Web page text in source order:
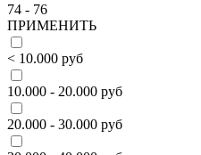
74 - 76
ПРИМЕНИТЬ
< 10.000 руб
10.000 - 20.000 руб
20.000 - 30.000 руб